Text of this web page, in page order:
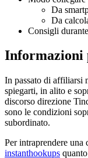
Da
Da
Consigli
In passato di affiliarsi
spiegarti, in alito e
discorso direzione
sono le condizioni
subordinato.
Per intraprendere
instanthookups